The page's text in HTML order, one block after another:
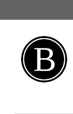
to